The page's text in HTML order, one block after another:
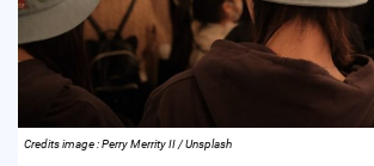
Credits image : Perry Merrity II / Unsplash